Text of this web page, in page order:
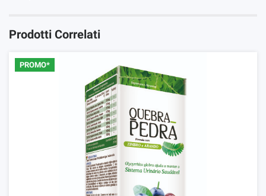
Prodotti Correlati
PROMO*